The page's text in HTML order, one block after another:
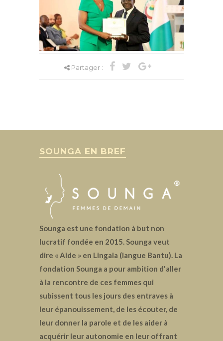
Partager :
SOUNGA EN BREF
Sounga est une fondation à but non
lucratif fondée en 2015. Sounga veut
dire « Aide » en Lingala (langue Bantu). La
fondation Sounga a pour ambition d'aller
à la rencontre de ces femmes qui
subissent tous les jours des entraves à
leur épanouissement, de les écouter, de
leur donner la parole et de les aider à
acquérir leur autonomie en leur offrant